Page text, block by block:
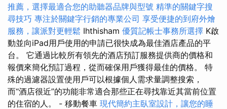
推薦，選擇最適合您的助聽器品牌與型號 精準的關鍵字搜
尋技巧 專注於關鍵字行銷的專業公司 享受便捷的到府外燴
服務，讓派對更輕鬆 Ihthisham 優質記帳士事務所選擇 K啟
動並向iPad用戶使用的申請已很快成為最佳酒店產品的平
台。 它通過比較所有領先的酒店預訂服務提供商的價格和
報價來簡化預訂過程，從而確保用戶獲得最佳的價格。 特
殊的過濾器設置使用戶可以根據個人需求量調整搜索，
而“酒店很近”的功能非常適合那些正在尋找靠近其當前位置
的住宿的人。 - 移動餐車 現代簡約主臥室設計，讓您的睡